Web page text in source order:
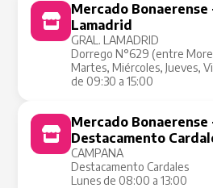
Mercado Bonaerense
Lamadrid
GRAL. LAMADRID
Dorrego N°629 (entre
Martes, Miércoles, Jueves,
de 09:30 a 15:00
Mercado Bonaerense
Destacamento
CAMPANA
Destacamento Cardales
Lunes de 08:00 a 13:00